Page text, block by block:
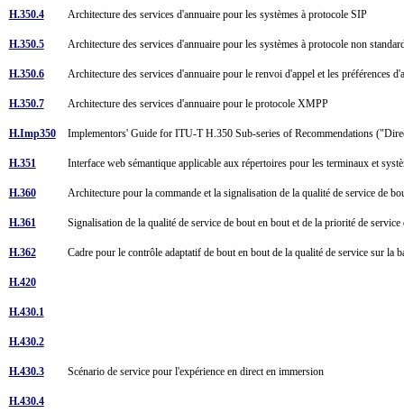
H.350.4 Architecture des services d'annuaire pour les systèmes à protocole SIP
H.350.5 Architecture des services d'annuaire pour les systèmes à protocole non
H.350.6 Architecture des services d'annuaire pour le renvoi d'appel et les préférences
H.350.7 Architecture des services d'annuaire pour le protocole XMPP
H.Imp350 Implementors' Guide for ITU-T H.350 Sub-series of Recommendations
H.351 Interface web sémantique applicable aux répertoires pour les terminaux et
H.360 Architecture pour la commande et la signalisation de la qualité de service de
H.361 Signalisation de la qualité de service de bout en bout et de la priorité de
H.362 Cadre pour le contrôle adaptatif de bout en bout de la qualité de service sur la
H.420
H.430.1
H.430.2
H.430.3 Scénario de service pour l'expérience en direct en immersion
H.430.4